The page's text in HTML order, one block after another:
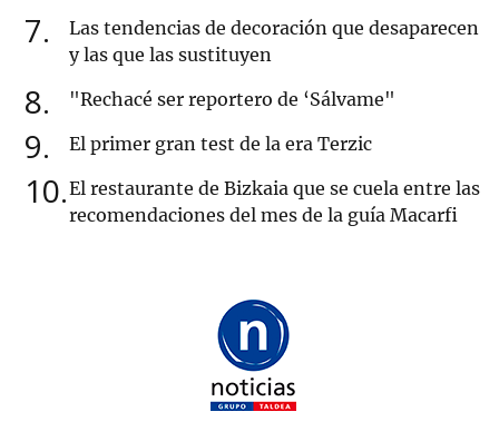
7
Las tendencias de decoración que desaparecen
y las que las sustituyen
8 "Rechacé ser reportero de ‘Sálvame"
9 El primer gran test de la era Terzic
10 El restaurante de Bizkaia que se cuela entre las
recomendaciones del mes de la guía Macarfi